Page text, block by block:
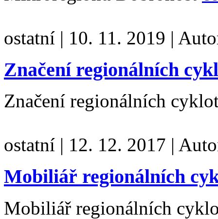
ostatní | 10. 11. 2019 |
Značení regionálních
Značení regionálních
ostatní | 12. 12. 2017 |
Mobiliář regionálních
Mobiliář regionálních